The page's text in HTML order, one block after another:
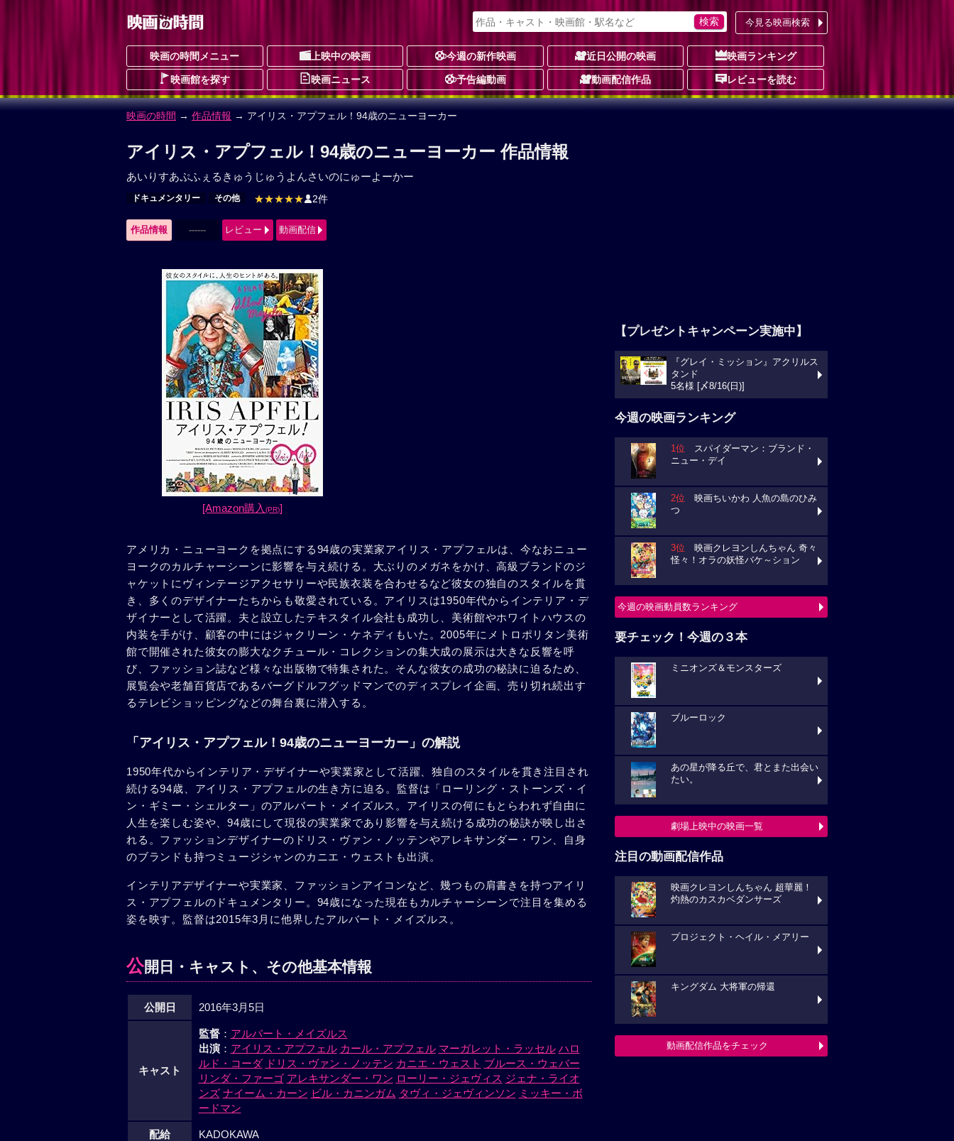
今見る映画検索
映画の時間メニュー 上映中の映画 今週の新作映画 近日公開の映画 映画ランキング
映画館を探す 映画ニュース 予告編動画 動画配信作品 レビューを読む
映画の時間 → 作品情報 → アイリス・アプフェル！94歳のニューヨーカー
アイリス・アプフェル！94歳のニューヨーカー 作品情報
あいりすあぷふぇるきゅうじゅうよんさいのにゅーよーかー
ドキュメンタリー その他 ★★★★★ 2件
作品情報 ------ レビュー 動画配信
[Amazon購入(PR)]
アメリカ・ニューヨークを拠点にする94歳の実業家アイリス・アプフェルは、今なおニュー
ヨークのカルチャーシーンに影響を与え続ける。大ぶりのメガネをかけ、高級ブランドのジ
ャケットにヴィンテージアクセサリーや民族衣装を合わせるなど彼女の独自のスタイルを貫
き、多くのデザイナーたちからも敬愛されている。アイリスは1950年代からインテリア・デ
ザイナーとして活躍。夫と設立したテキスタイル会社も成功し、美術館やホワイトハウスの
内装を手がけ、顧客の中にはジャクリーン・ケネディもいた。2005年にメトロポリタン美術
館で開催された彼女の膨大なクチュール・コレクションの集大成の展示は大きな反響を呼
び、ファッション誌など様々な出版物で特集された。そんな彼女の成功の秘訣に迫るため、
展覧会や老舗百貨店であるバーグドルフグッドマンでのディスプレイ企画、売り切れ続出す
るテレビショッピングなどの舞台裏に潜入する。
「アイリス・アプフェル！94歳のニューヨーカー」の解説
1950年代からインテリア・デザイナーや実業家として活躍、独自のスタイルを貫き注目され
続ける94歳、アイリス・アプフェルの生き方に迫る。監督は「ローリング・ストーンズ・イ
ン・ギミー・シェルター」のアルバート・メイズルス。アイリスの何にもとらわれず自由に
人生を楽しむ姿や、94歳にして現役の実業家であり影響を与え続ける成功の秘訣が映し出さ
れる。ファッションデザイナーのドリス・ヴァン・ノッテンやアレキサンダー・ワン、自身
のブランドも持つミュージシャンのカニエ・ウェストも出演。
インテリアデザイナーや実業家、ファッションアイコンなど、幾つもの肩書きを持つアイリ
ス・アプフェルのドキュメンタリー。94歳になった現在もカルチャーシーンで注目を集める
姿を映す。監督は2015年3月に他界したアルバート・メイズルス。
公開日・キャスト、その他基本情報
公開日 2016年3月5日
キャスト
監督： アルバート・メイズルス
出演： アイリス・アプフェル カール・アプフェル マーガレット・ラッセル ハロ
ルド・コーダ ドリス・ヴァン・ノッテン カニエ・ウェスト ブルース・ウェバー
リンダ・ファーゴ アレキサンダー・ワン ローリー・ジェヴィス ジェナ・ライオ
ンズ ナイーム・カーン ビル・カニンガム タヴィ・ジェヴィンソン ミッキー・ボ
ードマン
配給 KADOKAWA
【プレゼントキャンペーン実施中】
『グレイ・ミッション』アクリルス
タンド
5名様 [〆8/16(日)]
今週の映画ランキング
1位 スパイダーマン：ブランド・
ニュー・デイ
2位 映画ちいかわ 人魚の島のひみ
つ
3位 映画クレヨンしんちゃん 奇々
怪々！オラの妖怪バケ～ション
今週の映画動員数ランキング
要チェック！今週の３本
ミニオンズ＆モンスターズ
ブルーロック
あの星が降る丘で、君とまた出会い
たい。
劇場上映中の映画一覧
注目の動画配信作品
映画クレヨンしんちゃん 超華麗！
灼熱のカスカベダンサーズ
プロジェクト・ヘイル・メアリー
キングダム 大将軍の帰還
動画配信作品をチェック